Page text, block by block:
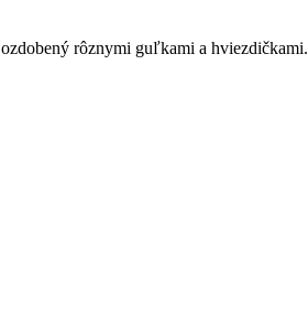
ozdobený rôznymi guľkami a hviezdičkami.